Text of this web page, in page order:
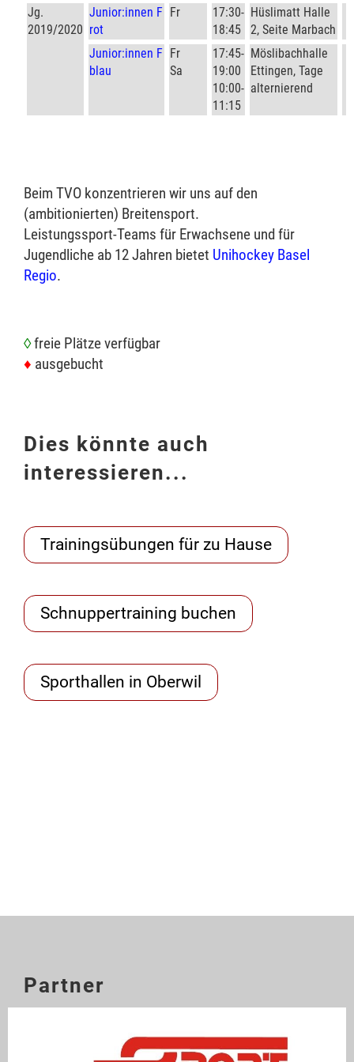
Jg.
2019/2020
Junior:innen F
rot
Fr
17:30-
18:45
Hüslimatt Halle
2, Seite Marbach
Junior:innen F
blau
Fr
Sa
17:45-
19:00
10:00-
11:15
Möslibachhalle
Ettingen, Tage
alternierend
Beim TVO konzentrieren wir uns auf den
(ambitionierten) Breitensport.
Leistungssport-Teams für Erwachsene und für
Jugendliche ab 12 Jahren bietet Unihockey Basel
Regio.
◊freie Plätze verfügbar
♦ ausgebucht
Dies könnte auch
interessieren...
Trainingsübungen für zu Hause
Schnuppertraining buchen
Sporthallen in Oberwil
Partner